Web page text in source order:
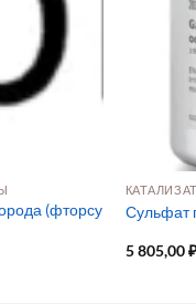
(фторсу
Сульфат
5 805,00₽